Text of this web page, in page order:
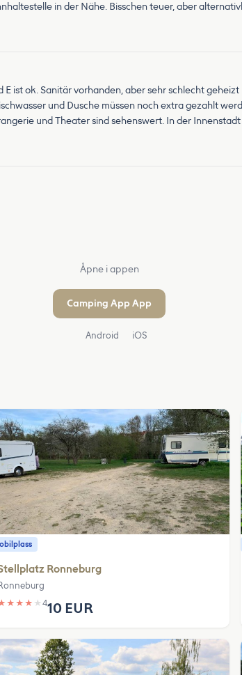
in der Nähe. Bisschen teuer, aber
ist ok. Sanitär vorhanden, aber sehr schlecht geheizt
und Dusche müssen noch extra gezahlt
und Theater sind sehenswert. In der
Åpne i appen
Camping App App
Android iOS
Ronneburg
★ ★ ★ ★410 EUR